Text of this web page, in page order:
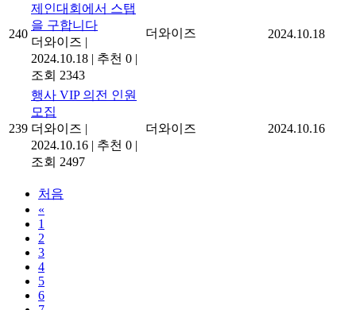
240
제인대회에서 스탭
을 구합니다
더와이즈 |
2024.10.18 | 추천 0 |
조회 2343
더와이즈 2024.10.18
239
행사 VIP 의전 인원
모집
더와이즈 |
2024.10.16 | 추천 0 |
조회 2497
더와이즈 2024.10.16
처음
«
1
2
3
4
5
6